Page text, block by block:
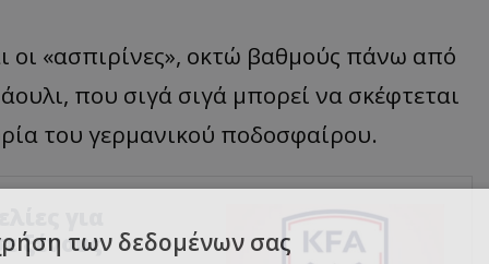
«ασπιρίνες», οκτώ βαθμούς πάνω από
που σιγά σιγά μπορεί να σκέφτεται
του γερμανικού ποδοσφαίρου.
για
ξένουςτων δεδομένων σας